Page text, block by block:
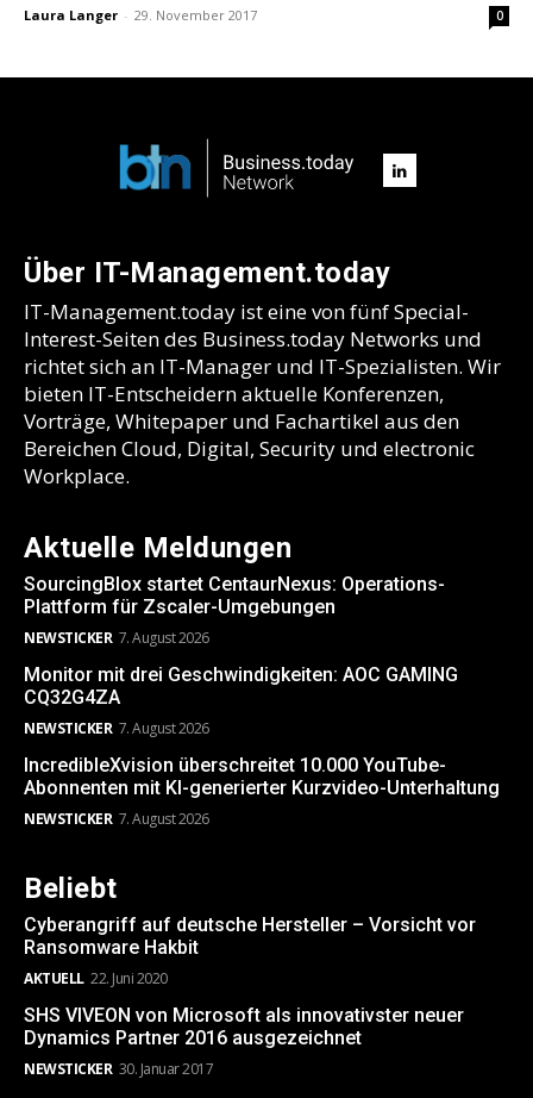
Laura Langer - 29. November 2017 0
Über IT-Management.today
IT-Management.today ist eine von fünf Special-
Interest-Seiten des Business.today Networks und
richtet sich an IT-Manager und IT-Spezialisten. Wir
bieten IT-Entscheidern aktuelle Konferenzen,
Vorträge, Whitepaper und Fachartikel aus den
Bereichen Cloud, Digital, Security und electronic
Workplace.
Aktuelle Meldungen
SourcingBlox startet CentaurNexus: Operations-
Plattform für Zscaler-Umgebungen
NEWSTICKER 7. August 2026
Monitor mit drei Geschwindigkeiten: AOC GAMING
CQ32G4ZA
NEWSTICKER 7. August 2026
IncredibleXvision überschreitet 10.000 YouTube-
Abonnenten mit KI-generierter Kurzvideo-Unterhaltung
NEWSTICKER 7. August 2026
Beliebt
Cyberangriff auf deutsche Hersteller – Vorsicht vor
Ransomware Hakbit
AKTUELL 22. Juni 2020
SHS VIVEON von Microsoft als innovativster neuer
Dynamics Partner 2016 ausgezeichnet
NEWSTICKER 30. Januar 2017